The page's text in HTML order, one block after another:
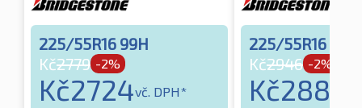
225/55R16 99H
Kč2779 -2%
Kč2724vč. DPH*
225/55R16 99H
Kč2946 -2%
Kč2887